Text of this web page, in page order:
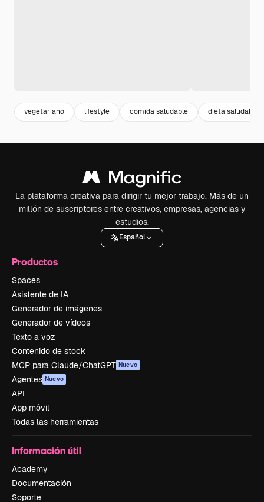
vegetariano lifestyle comida saludable dieta saludable
La plataforma creativa para dirigir tu mejor trabajo. Más de un
millón de suscriptores entre creativos, empresas, agencias y
estudios.
Español
Productos
Spaces
Asistente de IA
Generador de imágenes
Generador de vídeos
Texto a voz
Contenido de stock
MCP para Claude/ChatGPT Nuevo
Agentes Nuevo
API
App móvil
Todas las herramientas
Información útil
Academy
Documentación
Soporte